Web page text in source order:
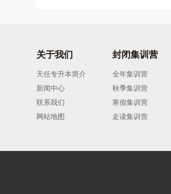
关于我们
天任专升本简介
新闻中心
联系我们
网站地图
封闭集训营
全年集训营
秋季集训营
寒假集训营
走读集训营